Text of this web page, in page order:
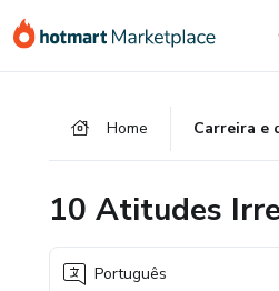
para
para
para
Home Carreira e
10 Atitudes
Português